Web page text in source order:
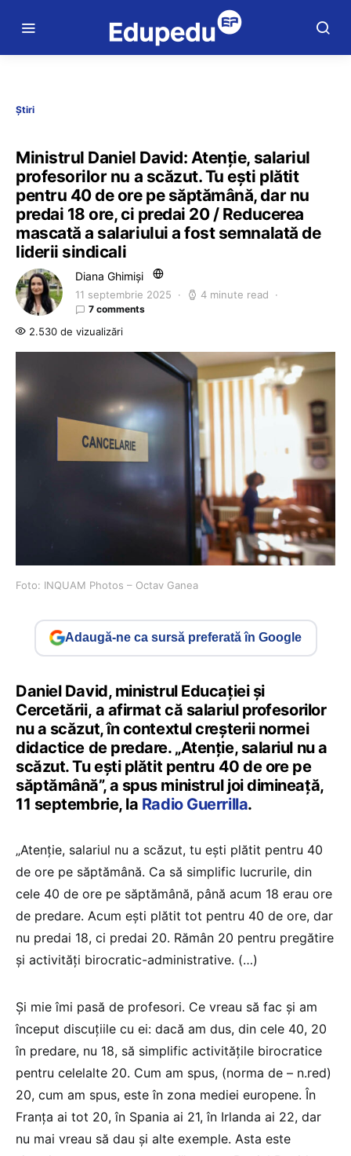
Știri
Ministrul Daniel David: Atenție, salariul
profesorilor nu a scăzut. Tu ești plătit
pentru 40 de ore pe săptămână, dar nu
predai 18 ore, ci predai 20 / Reducerea
mascată a salariului a fost semnalată de
liderii sindicali
Diana Ghimiși
11 septembrie 2025 4 minute read
7 comments
2.530 de vizualizări
Foto: INQUAM Photos – Octav Ganea
Adaugă-ne ca sursă preferată în Google
Daniel David, ministrul Educației și
Cercetării, a afirmat că salariul profesorilor
nu a scăzut, în contextul creșterii normei
didactice de predare. „Atenție, salariul nu a
scăzut. Tu ești plătit pentru 40 de ore pe
săptămână”, a spus ministrul joi dimineață,
11 septembrie, la Radio Guerrilla.
„Atenție, salariul nu a scăzut, tu ești plătit pentru 40
de ore pe săptămână. Ca să simplific lucrurile, din
cele 40 de ore pe săptămână, până acum 18 erau ore
de predare. Acum ești plătit tot pentru 40 de ore, dar
nu predai 18, ci predai 20. Rămân 20 pentru pregătire
și activități birocratic-administrative. (…)
Și mie îmi pasă de profesori. Ce vreau să fac și am
început discuțiile cu ei: dacă am dus, din cele 40, 20
în predare, nu 18, să simplific activitățile birocratice
pentru celelalte 20. Cum am spus, (norma de – n.red)
20, cum am spus, este în zona mediei europene. În
Franța ai tot 20, în Spania ai 21, în Irlanda ai 22, dar
nu mai vreau să dau și alte exemple. Asta este